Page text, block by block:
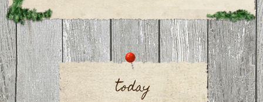
today